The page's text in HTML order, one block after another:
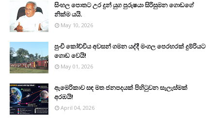
සිංහල පොතට උර දුන් යුග පුරුෂයා සිරිසුමන ගොඩගේ
නික්ම යයි.
May 10, 2026
පුංචි කෝච්චිය අවසන් ගමන යද්දී මංගල පෙරහරක් දුම්රියට
ගොඩ වෙයි!
May 01, 2026
ඇමෙරිකාව සඳ මත ජනපදයක් පිහිටුවන සැලැස්මක්
අරඹයි!
April 04, 2026